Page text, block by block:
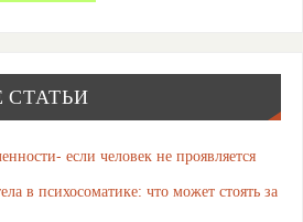
если человек не проявляется
в психосоматике: что может стоять за